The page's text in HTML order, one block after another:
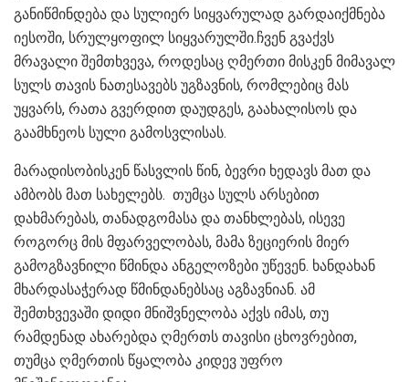
განიწმინდება და სულიერ სიყვარულად გარდაიქმნება
იესოში, სრულყოფილ სიყვარულში.ჩვენ გვაქვს
მრავალი შემთხვევა, როდესაც ღმერთი მისკენ მიმავალ
სულს თავის ნათესავებს უგზავნის, რომლებიც მას
უყვარს, რათა გვერდით დაუდგეს, გაახალისოს და
გაამხნეოს სული გამოსვლისას.
მარადისობისკენ წასვლის წინ, ბევრი ხედავს მათ და
ამბობს მათ სახელებს. თუმცა სულს არსებით
დახმარებას, თანადგომასა და თანხლებას, ისევე
როგორც მის მფარველობას, მამა ზეციერის მიერ
გამოგზავნილი წმინდა ანგელოზები უწევენ. ხანდახან
მხარდასაჭერად წმინდანებსაც აგზავნიან. ამ
შემთხვევაში დიდი მნიშვნელობა აქვს იმას, თუ
რამდენად ახარებდა ღმერთს თავისი ცხოვრებით,
თუმცა ღმერთის წყალობა კიდევ უფრო